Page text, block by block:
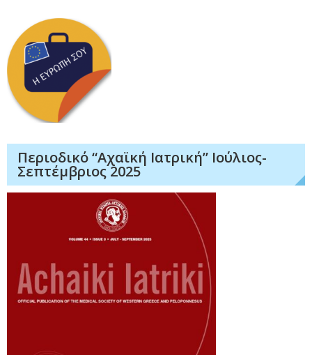
Περιοδικό “Αχαϊκή Ιατρική” Ιούλιος-
Σεπτέμβριος 2025